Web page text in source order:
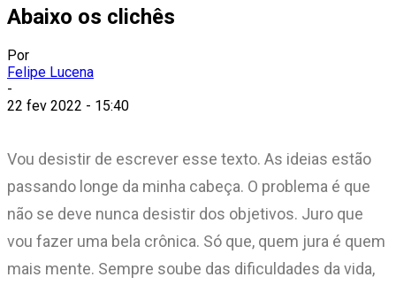
Abaixo os clichês
Por
Felipe Lucena
-
22 fev 2022 - 15:40
Vou desistir de escrever esse texto. As ideias estão
passando longe da minha cabeça. O problema é que
não se deve nunca desistir dos objetivos. Juro que
vou fazer uma bela crônica. Só que, quem jura é quem
mais mente. Sempre soube das dificuldades da vida,